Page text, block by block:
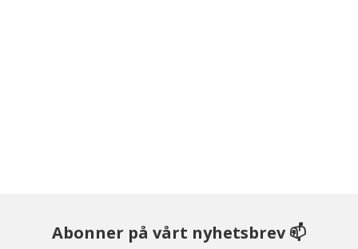
Abonner på vårt nyhetsbrev 📫